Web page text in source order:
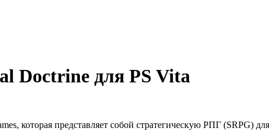
Doctrine для PS Vita
которая представляет собой стратегическую РПГ (SRPG)